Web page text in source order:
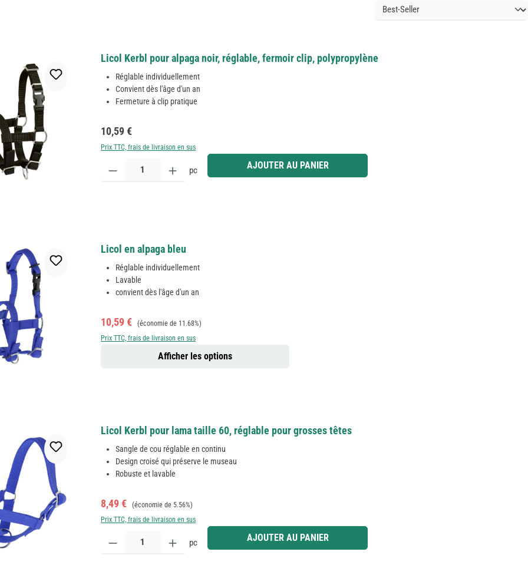
Licol Kerbl pour alpaga noir, réglable, fermoir clip, polypropylène
Réglable individuellement
Convient dès l'âge d'un an
Fermeture à clip pratique
Prix régulier :
10,59 €
Prix TTC, frais de livraison en sus
Quantité de produit : Entrez la quantité souhaitée ou utilisez les boutons pour augmenter ou diminuer la quantité.
pc AJOUTER AU PANIER
Licol en alpaga bleu
Réglable individuellement
Lavable
convient dès l'âge d'un an
Prix de vente :
10,59 € Prix régulier :
(économie de 11.68%)
Prix TTC, frais de livraison en sus
Afficher les options
Licol Kerbl pour lama taille 60, réglable pour grosses têtes
Sangle de cou réglable en continu
Design croisé qui préserve le museau
Robuste et lavable
Prix de vente :
8,49 € Prix régulier :
(économie de 5.56%)
Prix TTC, frais de livraison en sus
Quantité de produit : Entrez la quantité souhaitée ou utilisez les boutons pour augmenter ou diminuer la quantité.
pc AJOUTER AU PANIER